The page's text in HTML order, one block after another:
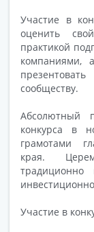
Участие в
оценить
практикой
компаниями,
сообществу.
Абсолютный
конкурса в
грамотами
края.
традиционно
Участие в